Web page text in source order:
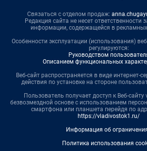
Связаться с отделом продаж:
Редакция сайта не несет ответственности
информации, содержащейся в
Особенности эксплуатации (использования)
регулируются:
Руководством
Описанием функциональных
Веб-сайт распространяется в виде интернет-
действия по установке на стороне
Пользователь получает доступ к Веб-
безвозмездной основе с использованием
смартфона или планшета перейдя по
https://vladivostok1.ru/
Информация об
Политика использования